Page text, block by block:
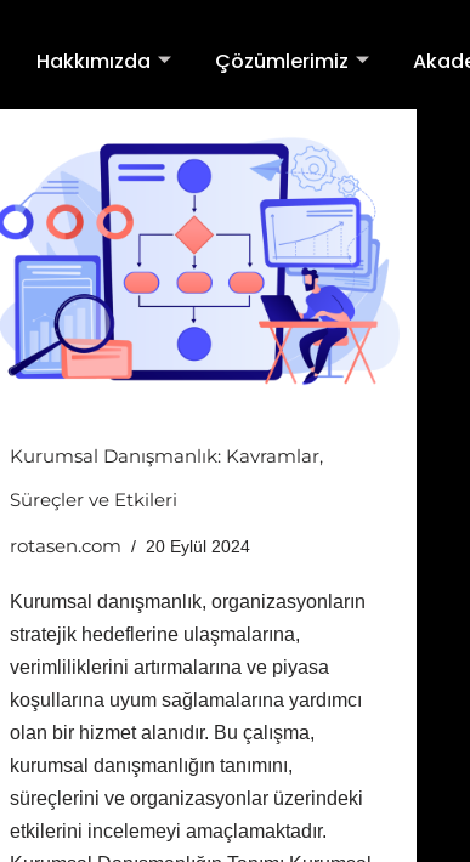
Hakkımızda Çözümlerimiz
Kurumsal Danışmanlık: Kavramlar,
Süreçler ve Etkileri
rotasen.com
20 Eylül 2024
Kurumsal danışmanlık, organizasyonların
stratejik hedeflerine ulaşmalarına,
verimliliklerini artırmalarına ve piyasa
koşullarına uyum sağlamalarına yardımcı
olan bir hizmet alanıdır. Bu çalışma,
kurumsal danışmanlığın tanımını,
süreçlerini ve organizasyonlar üzerindeki
etkilerini incelemeyi amaçlamaktadır.